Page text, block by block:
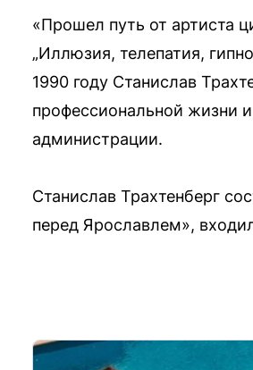
«Прошел путь от артиста
„Иллюзия, телепатия,
1990 году Станислав
профессиональной жизни
администрации.
Станислав Трахтенберг
перед Ярославлем»,